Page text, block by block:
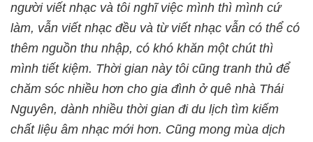
người viết nhạc và tôi nghĩ việc mình thì mình cứ
làm, vẫn viết nhạc đều và từ viết nhạc vẫn có thể có
thêm nguồn thu nhập, có khó khăn một chút thì
mình tiết kiệm. Thời gian này tôi cũng tranh thủ để
chăm sóc nhiều hơn cho gia đình ở quê nhà Thái
Nguyên, dành nhiều thời gian đi du lịch tìm kiếm
chất liệu âm nhạc mới hơn. Cũng mong mùa dịch